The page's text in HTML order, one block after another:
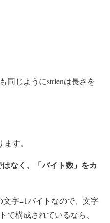
同じようにstrlenは長さを
す。
なく、「バイト数」をカ
字=1バイトなので、文字
で構成されているなら、